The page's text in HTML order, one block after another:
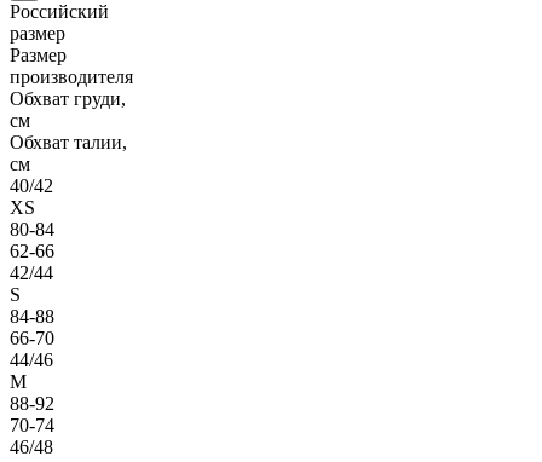
Российский
размер
Размер
производителя
Обхват груди,
см
Обхват талии,
см
40/42
XS
80-84
62-66
42/44
S
84-88
66-70
44/46
M
88-92
70-74
46/48